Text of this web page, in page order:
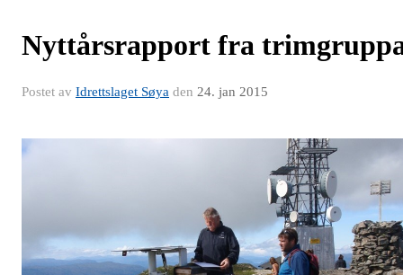
Nyttårsrapport fra
Postet av Idrettslaget Søya den 24. jan 2015